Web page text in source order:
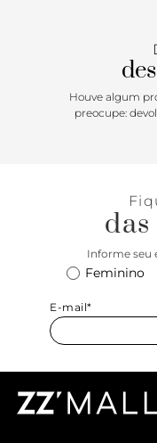
peça. Com divisória
curta e tiracolo —
Aposte! Comprimento
alça de mão: 1,8cm;
Largura da alça
Houve algum
preocupe:
Informe seu
Feminino
E-mail*